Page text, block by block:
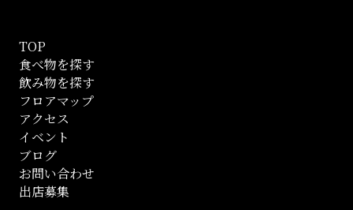
TOP
食べ物を探す
飲み物を探す
フロアマップ
アクセス
イベント
ブログ
お問い合わせ
出店募集